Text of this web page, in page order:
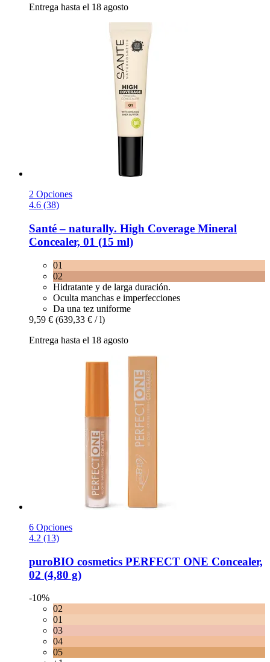
Entrega hasta el 18 agosto
2 Opciones
4.6 (38)
Santé – naturally. High Coverage Mineral
Concealer, 01 (15 ml)
01
02
Hidratante y de larga duración.
Oculta manchas e imperfecciones
Da una tez uniforme
9,59 € (639,33 € / l)
Entrega hasta el 18 agosto
6 Opciones
4.2 (13)
puroBIO cosmetics PERFECT ONE Concealer,
02 (4,80 g)
-10%
02
01
03
04
05